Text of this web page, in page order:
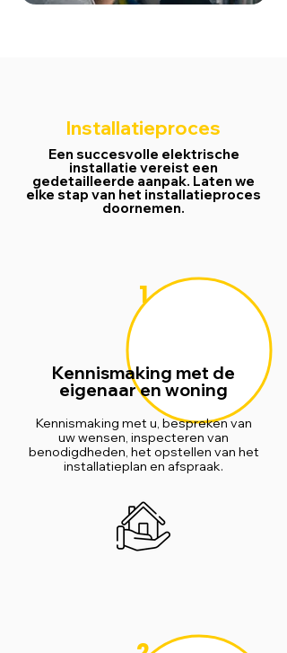
Installatieproces
Een succesvolle elektrische
installatie vereist een
gedetailleerde aanpak. Laten we
elke stap van het installatieproces
doornemen.
1
Kennismaking met de
eigenaar en woning
Kennismaking met u, bespreken van
uw wensen, inspecteren van
benodigdheden, het opstellen van het
installatieplan en afspraak.